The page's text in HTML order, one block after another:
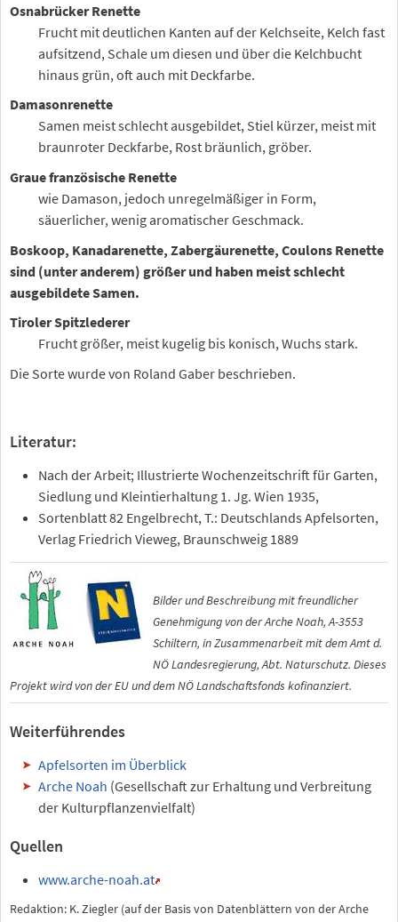
Osnabrücker Renette
Frucht mit deutlichen Kanten auf der Kelchseite, Kelch fast
aufsitzend, Schale um diesen und über die Kelchbucht
hinaus grün, oft auch mit Deckfarbe.
Damasonrenette
Samen meist schlecht ausgebildet, Stiel kürzer, meist mit
braunroter Deckfarbe, Rost bräunlich, gröber.
Graue französische Renette
wie Damason, jedoch unregelmäßiger in Form,
säuerlicher, wenig aromatischer Geschmack.
Boskoop, Kanadarenette, Zabergäurenette, Coulons Renette
sind (unter anderem) größer und haben meist schlecht
ausgebildete Samen.
Tiroler Spitzlederer
Frucht größer, meist kugelig bis konisch, Wuchs stark.
Die Sorte wurde von Roland Gaber beschrieben.
Literatur:
Nach der Arbeit; Illustrierte Wochenzeitschrift für Garten,
Siedlung und Kleintierhaltung 1. Jg. Wien 1935,
Sortenblatt 82 Engelbrecht, T.: Deutschlands Apfelsorten,
Verlag Friedrich Vieweg, Braunschweig 1889
Bilder und Beschreibung mit freundlicher
Genehmigung von der Arche Noah, A-3553
Schiltern, in Zusammenarbeit mit dem Amt d.
NÖ Landesregierung, Abt. Naturschutz. Dieses
Projekt wird von der EU und dem NÖ Landschaftsfonds kofinanziert.
Weiterführendes
Apfelsorten im Überblick
Arche Noah (Gesellschaft zur Erhaltung und Verbreitung
der Kulturpflanzenvielfalt)
Quellen
www.arche-noah.at
Redaktion: K. Ziegler (auf der Basis von Datenblättern von der Arche